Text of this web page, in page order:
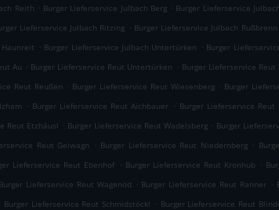
Reith . Burger Lieferservice Julbach Berg . Burger Lieferservice
Lieferservice Julbach Ritzing . Burger Lieferservice Julbach Rußbrenn
Haunreit . Burger Lieferservice Julbach Untertürken . Burger
Au . Burger Lieferservice Reut Untertürken . Burger Lieferservice Reut
Reut Reußen . Burger Lieferservice Reut Wiesenberg . Burger
. Burger Lieferservice Reut Aichbauer . Burger Lieferservice Reut
Reut Etzhäusl . Burger Lieferservice Reut Wadelsberg . Burger
Reut Geiwagn . Burger Lieferservice Reut Niedernberg .
Lieferservice Reut Ebenhof . Burger Lieferservice Reut Kronhub .
Burger Lieferservice Reut Wagenöd . Burger Lieferservice Reut Ranner .
Burger Lieferservice Reut Schmidstöckl . Burger Lieferservice Reut